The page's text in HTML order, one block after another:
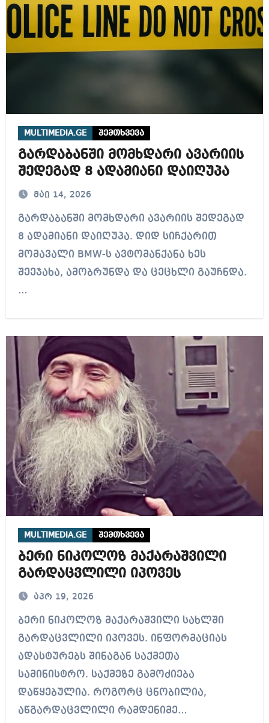
MULTIMEDIA.GE შემთხვევა
გარდაბანში მომხდარი ავარიის
შედეგად 8 ადამიანი დაიღუპა
მაი 14, 2026
გარდაბანში მომხდარი ავარიის შედეგად
8 ადამიანი დაიღუპა. დიდ სიჩქარით
მომავალი BMW-ს ავტომანქანა ხეს
შეეჯახა, ამობრუნდა და ცეცხლი გაუჩნდა.
…
MULTIMEDIA.GE შემთხვევა
ბერი ნიკოლოზ მაქარაშვილი
გარდაცვლილი იპოვეს
აპრ 19, 2026
ბერი ნიკოლოზ მაქარაშვილი სახლში
გარდაცვლილი იპოვეს. ინფორმაციას
ადასტურებს შინაგან საქმეთა
სამინისტრო. საქმეზე გამოძიება
დაწყებულია. როგორც ცნობილია,
აწგარდაცვლილი რამდენიმე…